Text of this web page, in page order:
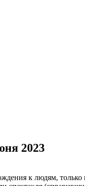
2023
к людям,